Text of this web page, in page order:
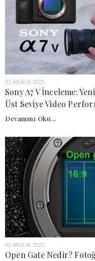
03 ARALIK 2025
Sony A7 V İnceleme:
Üst Seviye Video
Devamını Oku...
01 ARALIK 2025
Open Gate Nedir?